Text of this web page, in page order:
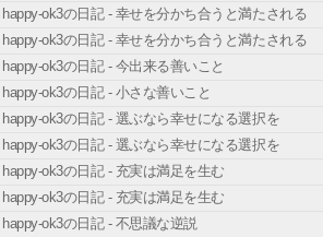
happy-ok3の日記 - 幸せを分かち合うと満たされる
happy-ok3の日記 - 幸せを分かち合うと満たされる
happy-ok3の日記 - 今出来る善いこと
happy-ok3の日記 - 小さな善いこと
happy-ok3の日記 - 選ぶなら幸せになる選択を
happy-ok3の日記 - 選ぶなら幸せになる選択を
happy-ok3の日記 - 充実は満足を生む
happy-ok3の日記 - 充実は満足を生む
happy-ok3の日記 - 不思議な逆説